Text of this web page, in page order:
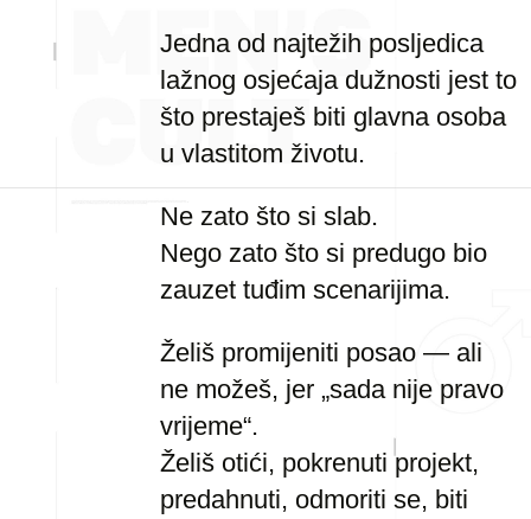
Jedna od najtežih posljedica
lažnog osjećaja dužnosti jest to
što prestaješ biti glavna osoba
u vlastitom životu.
Ne zato što si slab.
Nego zato što si predugo bio
zauzet tuđim scenarijima.
Želiš promijeniti posao — ali
ne možeš, jer „sada nije pravo
vrijeme“.
Želiš otići, pokrenuti projekt,
predahnuti, odmoriti se, biti